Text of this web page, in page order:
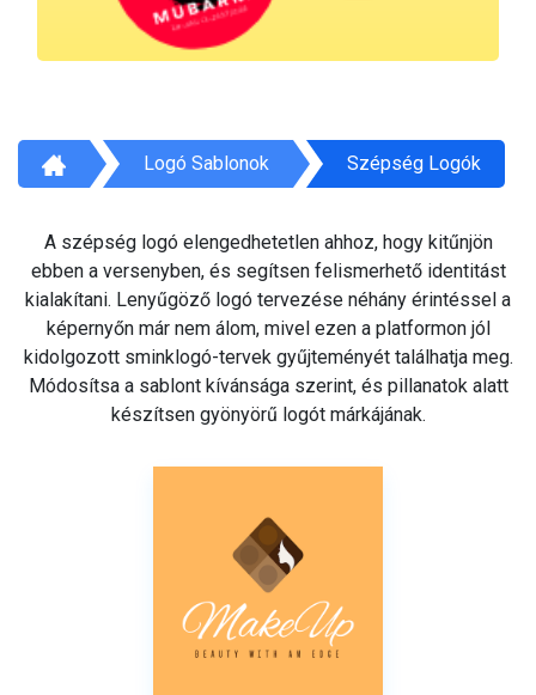
Logó Sablonok Szépség Logók
A szépség logó elengedhetetlen ahhoz, hogy kitűnjön
ebben a versenyben, és segítsen felismerhető identitást
kialakítani. Lenyűgöző logó tervezése néhány érintéssel a
képernyőn már nem álom, mivel ezen a platformon jól
kidolgozott sminklogó-tervek gyűjteményét találhatja meg.
Módosítsa a sablont kívánsága szerint, és pillanatok alatt
készítsen gyönyörű logót márkájának.